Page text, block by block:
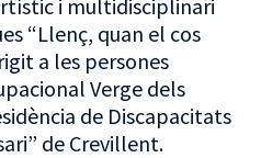
i multidisciplinari
“Llenç, quan el cos
a les persones
Verge dels
de Discapacitats
de Crevillent.